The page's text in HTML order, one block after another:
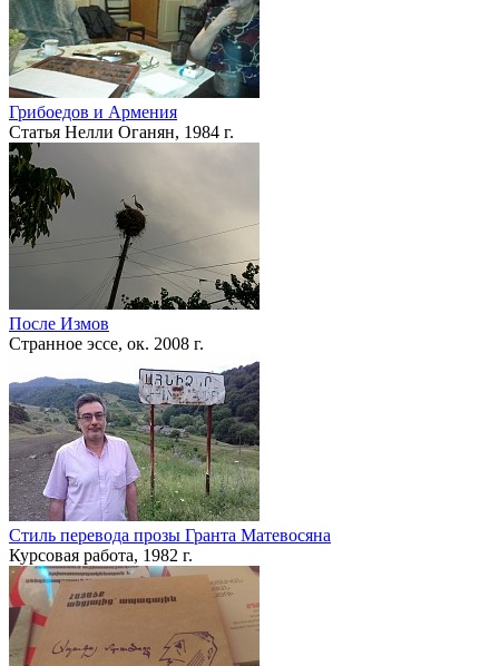
Грибоедов и Армения
Статья Нелли Оганян, 1984 г.
После Измов
Странное эссе, ок. 2008 г.
Стиль перевода прозы Гранта Матевосяна
Курсовая работа, 1982 г.